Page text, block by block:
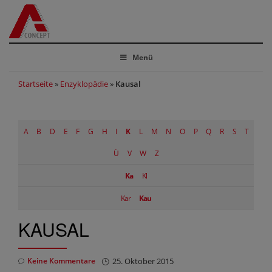
Menü
Startseite » Enzyklopädie » Kausal
A B D E F G H I K L M N O P Q R S T
Ü V W Z
Ka Kl
Kar Kau
KAUSAL
25. Oktober 2015
Keine Kommentare